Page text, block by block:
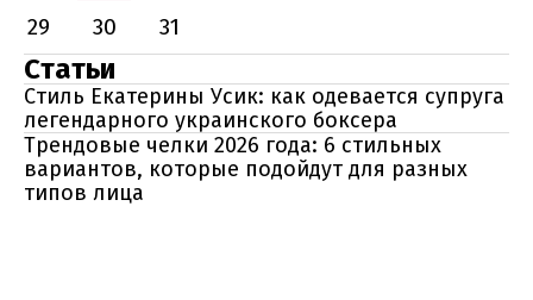
29
30 31
Статьи
Стиль Екатерины Усик: как одевается супруга
легендарного украинского боксера
Трендовые челки 2026 года: 6 стильных
вариантов, которые подойдут для разных
типов лица